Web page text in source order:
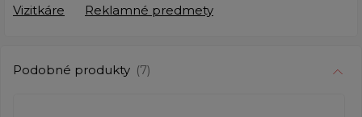
Vizitkáre Reklamné predmety
Podobné produkty (7)